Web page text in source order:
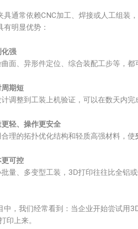
具通常依赖CNC加工、焊接或人工组装
有明显优势：
化强
面、异形件定位、综合装配工步等，
期短
计调整到工装上机验证，可以在数天内
轻、操作更安全
理的拓扑优化结构和轻质高强材料，使
更可控
量、多变型工装，3D打印往往比全铝
中，我们经常看到：当企业开始尝试用
印上来。